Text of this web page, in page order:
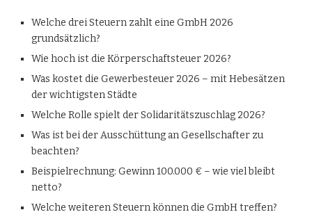
Welche drei Steuern zahlt eine GmbH 2026
grundsätzlich?
Wie hoch ist die Körperschaftsteuer 2026?
Was kostet die Gewerbesteuer 2026 – mit Hebesätzen
der wichtigsten Städte
Welche Rolle spielt der Solidaritätszuschlag 2026?
Was ist bei der Ausschüttung an Gesellschafter zu
beachten?
Beispielrechnung: Gewinn 100.000 € – wie viel bleibt
netto?
Welche weiteren Steuern können die GmbH treffen?